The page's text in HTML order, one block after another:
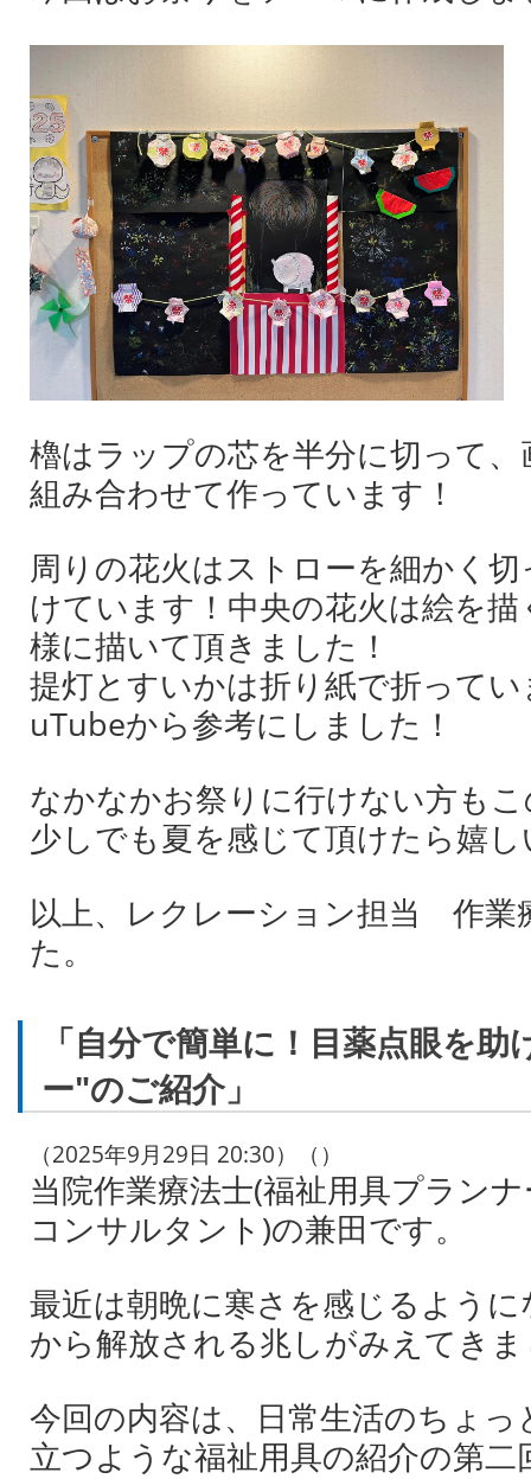
櫓はラップの芯を半分に切って
組み合わせて作っています！
周りの花火はストローを細かく
けています！中央の花火は絵を
様に描いて頂きました！
提灯とすいかは折り紙で折って
uTubeから参考にしました！
なかなかお祭りに行けない方も
少しでも夏を感じて頂けたら嬉
以上、レクレーション担当 作業
た。
「自分で簡単に！目薬点眼を
ー"のご紹介」
（2025年9月29日 20:30）（）
当院作業療法士(福祉用具プラン
コンサルタント)の兼田です。
最近は朝晩に寒さを感じるよう
から解放される兆しがみえてき
今回の内容は、日常生活のちょ
立つような福祉用具の紹介の第二